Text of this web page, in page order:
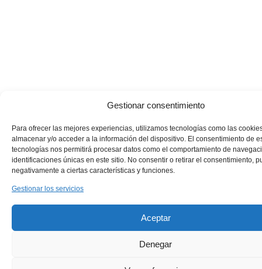
Gestionar consentimiento
Para ofrecer las mejores experiencias, utilizamos tecnologías como las
almacenar y/o acceder a la información del dispositivo. El consentimiento de
tecnologías nos permitirá procesar datos como el comportamiento de
identificaciones únicas en este sitio. No consentir o retirar el consentimiento,
negativamente a ciertas características y funciones.
Gestionar los servicios
Aceptar
Denegar